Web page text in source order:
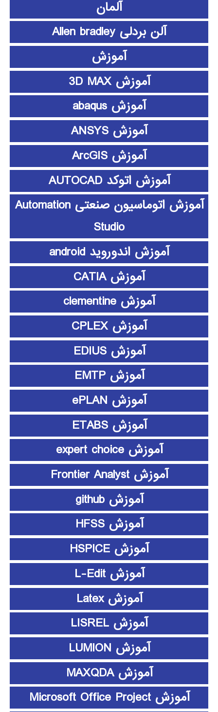
آلمان
آلن بردلی Allen bradley
آموزش
آموزش 3D MAX
آموزش abaqus
آموزش ANSYS
آموزش ArcGIS
آموزش اتوکد AUTOCAD
آموزش اتوماسیون صنعتی Automation
Studio
آموزش اندوروید android
آموزش CATIA
آموزش clementine
آموزش CPLEX
آموزش EDIUS
آموزش EMTP
آموزش ePLAN
آموزش ETABS
آموزش expert choice
آموزش Frontier Analyst
آموزش github
آموزش HFSS
آموزش HSPICE
آموزش L-Edit
آموزش Latex
آموزش LISREL
آموزش LUMION
آموزش MAXQDA
آموزش Microsoft Office Project